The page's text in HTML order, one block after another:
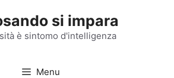
si impara
è sintomo d'intelligenza
Menu